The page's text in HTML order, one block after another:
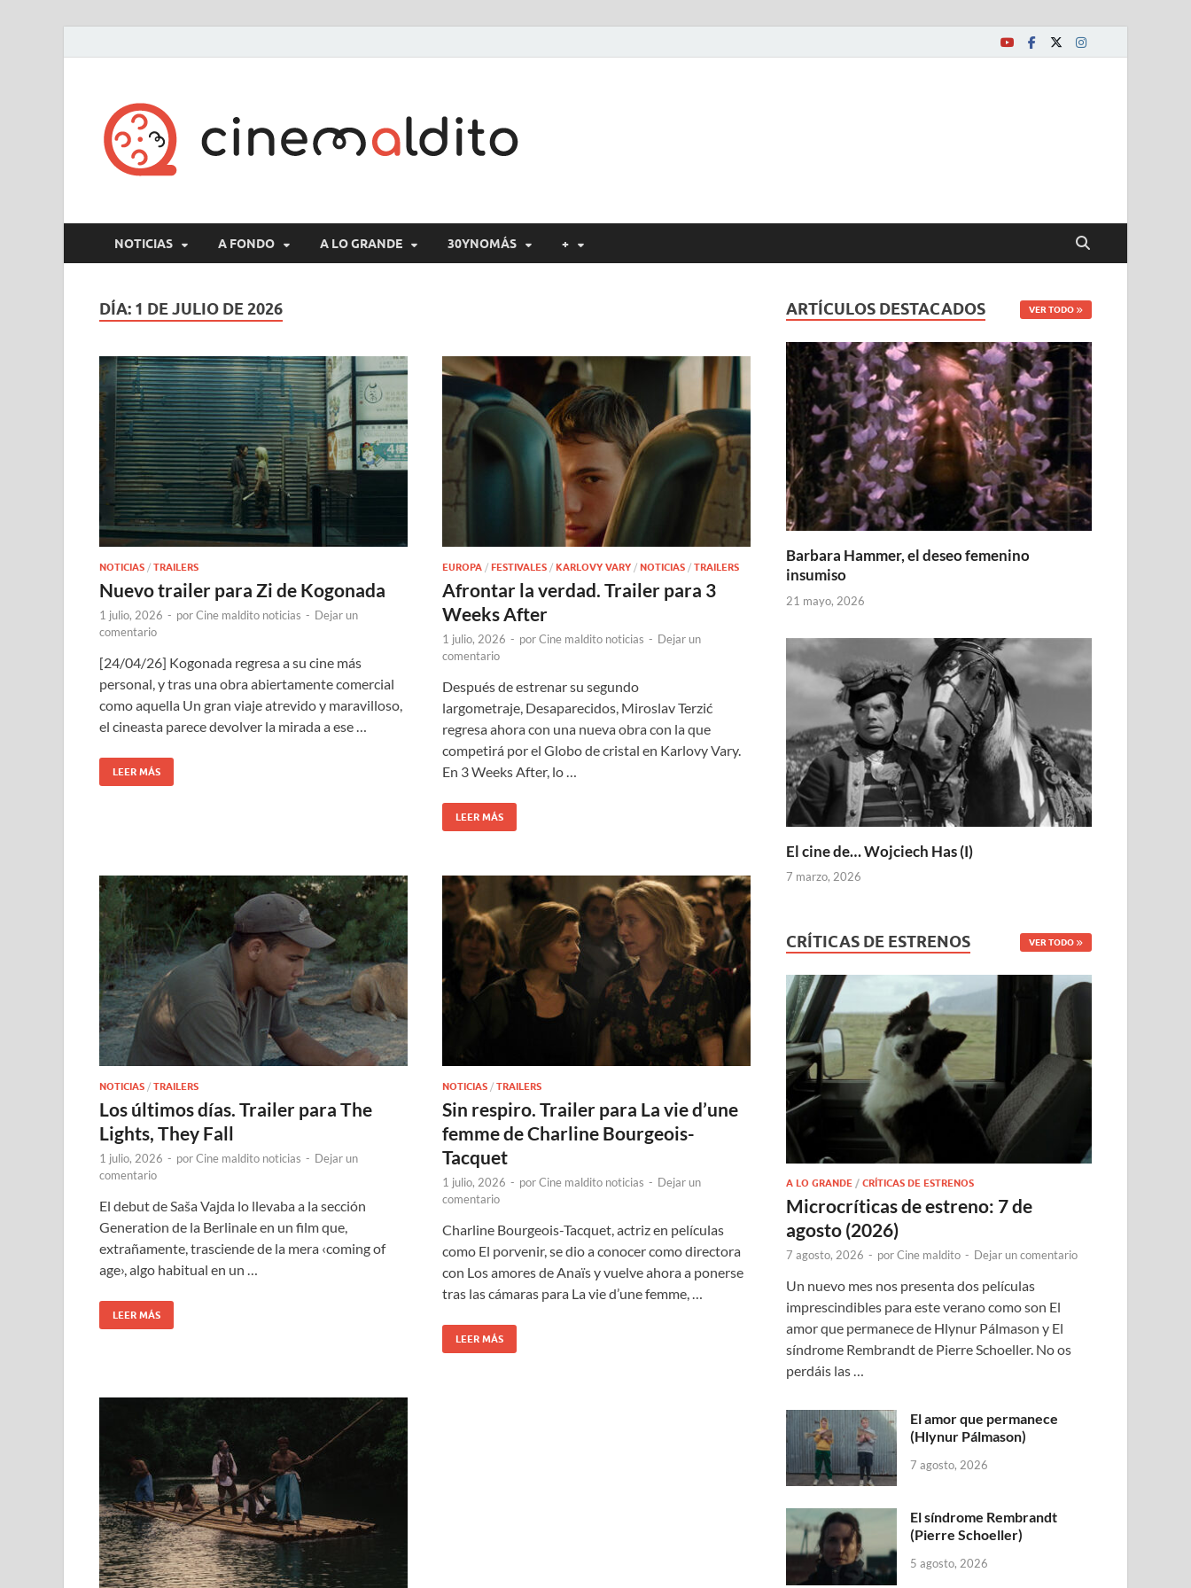
NOTICIAS A FONDO A LO GRANDE 30YNOMÁS +
DÍA: 1 DE JULIO DE 2026
NOTICIAS / TRAILERS
Nuevo trailer para Zi de Kogonada
1 julio, 2026 - porCine maldito noticias - Dejar un
comentario
[24/04/26] Kogonada regresa a su cine más
personal, y tras una obra abiertamente comercial
como aquella Un gran viaje atrevido y maravilloso,
el cineasta parece devolver la mirada a ese …
LEER MÁS
EUROPA / FESTIVALES / KARLOVY VARY / NOTICIAS / TRAILERS
Afrontar la verdad. Trailer para 3
Weeks After
1 julio, 2026 - porCine maldito noticias - Dejar un
comentario
Después de estrenar su segundo
largometraje, Desaparecidos, Miroslav Terzić
regresa ahora con una nueva obra con la que
competirá por el Globo de cristal en Karlovy Vary.
En 3 Weeks After, lo …
LEER MÁS
NOTICIAS / TRAILERS
Los últimos días. Trailer para The
Lights, They Fall
1 julio, 2026 - porCine maldito noticias - Dejar un
comentario
El debut de Saša Vajda lo llevaba a la sección
Generation de la Berlinale en un film que,
extrañamente, trasciende de la mera ‹coming of
age›, algo habitual en un …
LEER MÁS
NOTICIAS / TRAILERS
Sin respiro. Trailer para La vie d’une
femme de Charline Bourgeois-
Tacquet
1 julio, 2026 - porCine maldito noticias - Dejar un
comentario
Charline Bourgeois-Tacquet, actriz en películas
como El porvenir, se dio a conocer como directora
con Los amores de Anaïs y vuelve ahora a ponerse
tras las cámaras para La vie d’une femme, …
LEER MÁS
ARTÍCULOS DESTACADOS VER TODO
Barbara Hammer, el deseo femenino
insumiso
21 mayo, 2026
El cine de… Wojciech Has (I)
7 marzo, 2026
CRÍTICAS DE ESTRENOS VER TODO
A LO GRANDE /CRÍTICAS DE ESTRENOS
Microcríticas de estreno: 7 de
agosto (2026)
7 agosto, 2026 - porCine maldito - Dejar un comentario
Un nuevo mes nos presenta dos películas
imprescindibles para este verano como son El
amor que permanece de Hlynur Pálmason y El
síndrome Rembrandt de Pierre Schoeller. No os
perdáis las …
El amor que permanece
(Hlynur Pálmason)
7 agosto, 2026
El síndrome Rembrandt
(Pierre Schoeller)
5 agosto, 2026